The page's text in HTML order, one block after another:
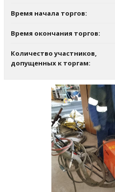
Время начала торгов:
Время окончания торгов:
Количество участников,
допущенных к торгам: